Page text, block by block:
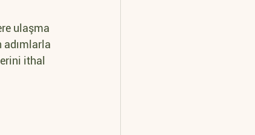
ulaşma
adımlarla
ithal